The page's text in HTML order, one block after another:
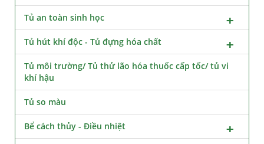
Tủ an toàn sinh học
Tủ hút khí độc - Tủ đựng hóa chất
Tủ môi trường/ Tủ thử lão hóa thuốc cấp tốc/ tủ vi
khí hậu
Tủ so màu
Bể cách thủy - Điều nhiệt